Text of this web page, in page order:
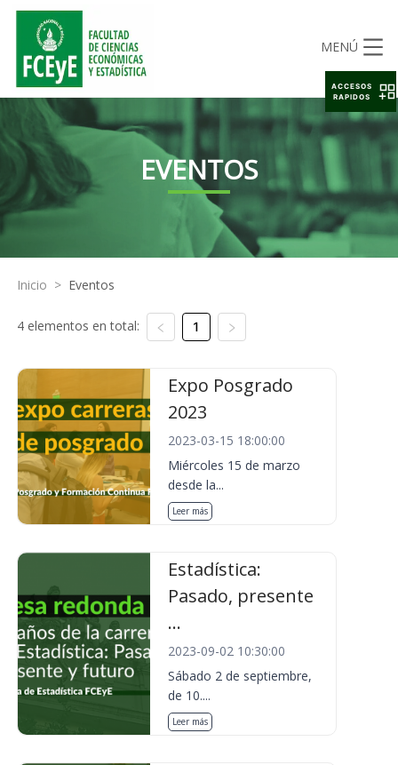
MENÚ
EVENTOS
Inicio > Eventos
4 elementos en total: 1
Expo Posgrado
2023
2023-03-15 18:00:00
Miércoles 15 de marzo
desde la...
Leer más
Estadística:
Pasado, presente
...
2023-09-02 10:30:00
Sábado 2 de septiembre,
de 10....
Leer más
ACCESOS
RAPIDOS